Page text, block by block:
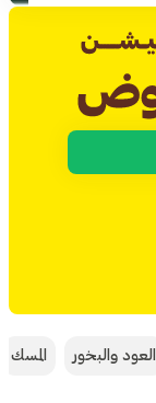
العود والبخور المسك